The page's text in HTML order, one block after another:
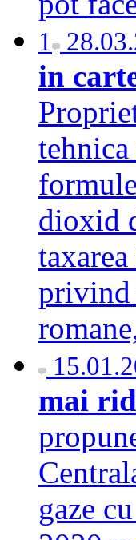
1
in
dioxid
privind
mai
gaze